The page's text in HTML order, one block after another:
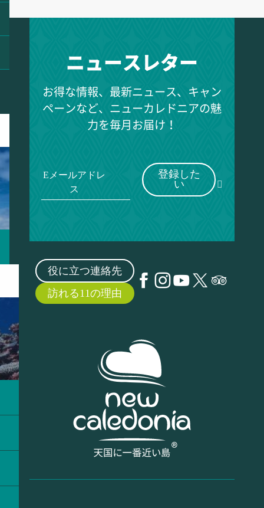
ニュースレター
お得な情報、最新ニュース、キャン
ペーンなど、ニューカレドニアの魅
力を毎月お届け！
Eメールアドレ
ス
登録した
い
役に立つ連絡先
訪れる11の理由